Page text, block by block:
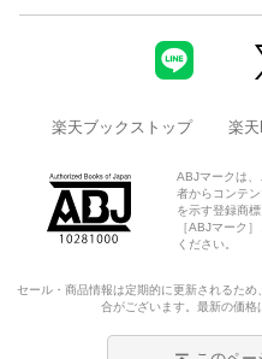
第１３章 ビッグ・アザーと道
第１６章 巣の中の生活
第１７章 聖域を持つ権利
結論 私たちの権利
楽天ブックストップ 楽
ABJマークは
者からコンテ
を示す登録商
［ABJマーク
ください。
セール・商品情報は定期的に更新されるた
合がございます。最新の価格